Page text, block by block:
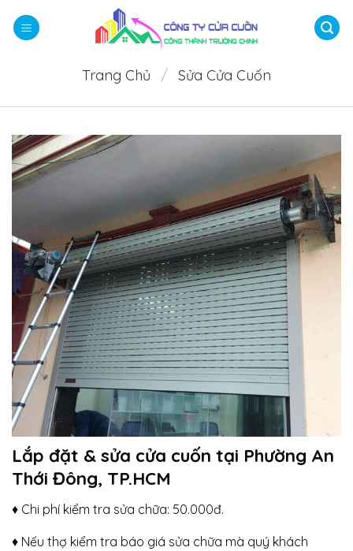
qua
Trang Chủ / Sửa Cửa Cuốn
Lắp đặt & sửa cửa cuốn tại Phường An
Thới Đông, TP.HCM
♦ Chi phí kiểm tra sửa chữa: 50.000đ.
♦ Nếu thợ kiểm tra báo giá sửa chữa mà quý khách